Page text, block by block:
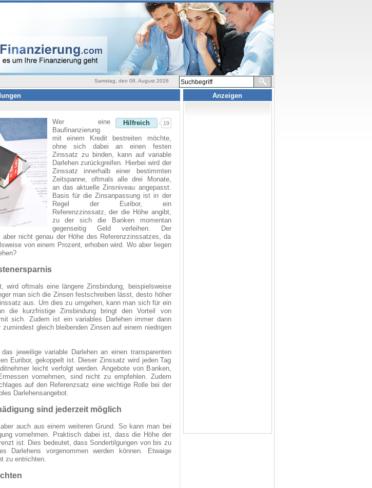
Samstag, den 08. August 2026
Hilfreich 19
Wer eine
Baufinanzierung
mit einem Kredit bestreiten möchte,
ohne sich dabei an einen festen
Zinssatz zu binden, kann auf variable
Darlehen zurückgreifen. Hierbei wird der
Zinssatz innerhalb einer bestimmten
Zeitspanne, oftmals alle drei Monate,
an das aktuelle Zinsniveau angepasst.
Basis für die Zinsanpassung ist in der
Regel der Euribor, ein
Referenzzinssatz, der die Höhe angibt,
zu der sich die Banken momentan
gegenseitig Geld verleihen. Der
nicht genau der Höhe des Referenzzinssatzes, da
von einem Prozent, erhoben wird. Wo aber liegen
wird oftmals eine längere Zinsbindung, beispielsweise
man sich die Zinsen festschreiben lässt, desto höher
aus. Um dies zu umgehen, kann man sich für ein
die kurzfristige Zinsbindung bringt den Vorteil von
sich. Zudem ist ein variables Darlehen immer dann
gleich bleibenden Zinsen auf einem niedrigen
jeweilige variable Darlehen an einen transparenten
Euribor, gekoppelt ist. Dieser Zinssatz wird jeden Tag
leicht verfolgt werden. Angebote von Banken,
vornehmen, sind nicht zu empfehlen. Zudem
auf den Referenzsatz eine wichtige Rolle bei der
Darlehensangebot.
sind jederzeit möglich
auch aus einem weiteren Grund. So kann man bei
vornehmen. Praktisch dabei ist, dass die Höhe der
ist. Dies bedeutet, dass Sondertilgungen von bis zu
Darlehens vorgenommen werden können. Etwaige
zu entrichten.
Anzeigen